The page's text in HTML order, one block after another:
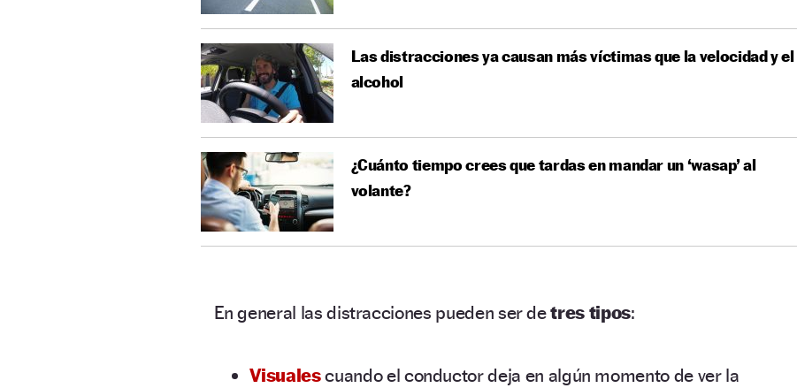
Las distracciones ya causan más víctimas que la velocidad y el
alcohol
¿Cuánto tiempo crees que tardas en mandar un ‘wasap’ al
volante?
En general las distracciones pueden ser detres tipos:
Visualescuando el conductor deja en algún momento de ver la